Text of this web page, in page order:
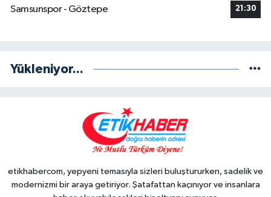
Samsunspor - Göztepe
21:30
Yükleniyor...
etikhabercom, yepyeni temasıyla sizleri buluştururken, sadelik ve
modernizmi bir araya getiriyor. Şatafattan kaçınıyor ve insanlara